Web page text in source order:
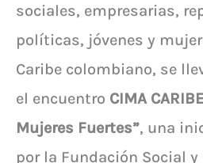
sociales, empresarias,
políticas, jóvenes y
Caribe colombiano, se
el encuentro CIMA
Mujeres Fuertes”, una
por la Fundación Social